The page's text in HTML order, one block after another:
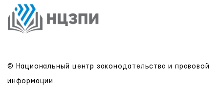
© Национальный центр законодательства и правовой
информации